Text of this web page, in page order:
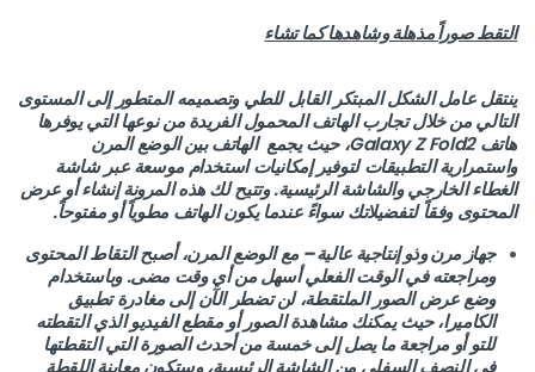
التقط صوراً مذهلة وشاهدها كما تشاء
ينتقل عامل الشكل المبتكر القابل للطي وتصميمه المتطور إلى المستوى
التالي من خلال تجارب الهاتف المحمول الفريدة من نوعها التي يوفرها
هاتف Galaxy Z Fold2، حيث يجمع الهاتف بين الوضع المرن
واستمرارية التطبيقات لتوفير إمكانيات استخدام موسعة عبر شاشة
الغطاء الخارجي والشاشة الرئيسية. وتتيح لك هذه المرونة إنشاء أو عرض
المحتوى وفقاً لتفضيلاتك سواءً عندما يكون الهاتف مطوياً أو مفتوحاً.
جهاز مرن وذو إنتاجية عالية–مع الوضع المرن، أصبح التقاط المحتوى
ومراجعته في الوقت الفعلي أسهل من أي وقت مضى. وباستخدام
وضع عرض الصور الملتقطة، لن تضطر الآن إلى مغادرة تطبيق
الكاميرا، حيث يمكنك مشاهدة الصور أو مقطع الفيديو الذي التقطته
للتو أو مراجعة ما يصل إلى خمسة من أحدث الصورة التي التقطتها
في النصف السفلي من الشاشة الرئيسية، وستكون معاينة اللقطة